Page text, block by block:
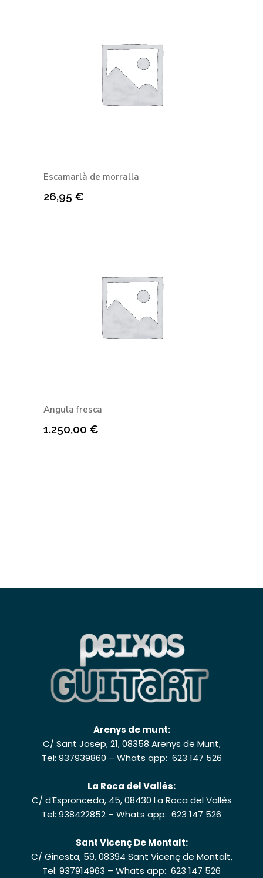
Escamarlà de morralla
26,95 €
Angula fresca
1.250,00 €
Arenys de munt:
C/ Sant Josep, 21, 08358 Arenys de Munt,
Tel: 937939860 – Whats app: 623 147 526
La Roca del Vallès:
C/ d’Espronceda, 45, 08430 La Roca del Vallès
Tel: 938422852 – Whats app: 623 147 526
Sant Vicenç De Montalt:
C/ Ginesta, 59, 08394 Sant Vicenç de Montalt,
Tel: 937914963 – Whats app: 623 147 526